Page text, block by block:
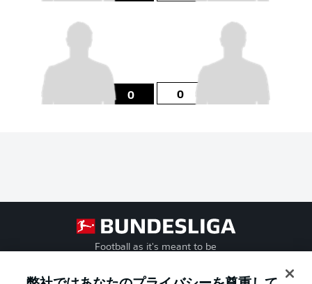
0 0
Football as it's meant to be